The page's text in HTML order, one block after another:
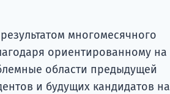
многомесячного
ориентированному на
области предыдущей
и будущих кандидатов на